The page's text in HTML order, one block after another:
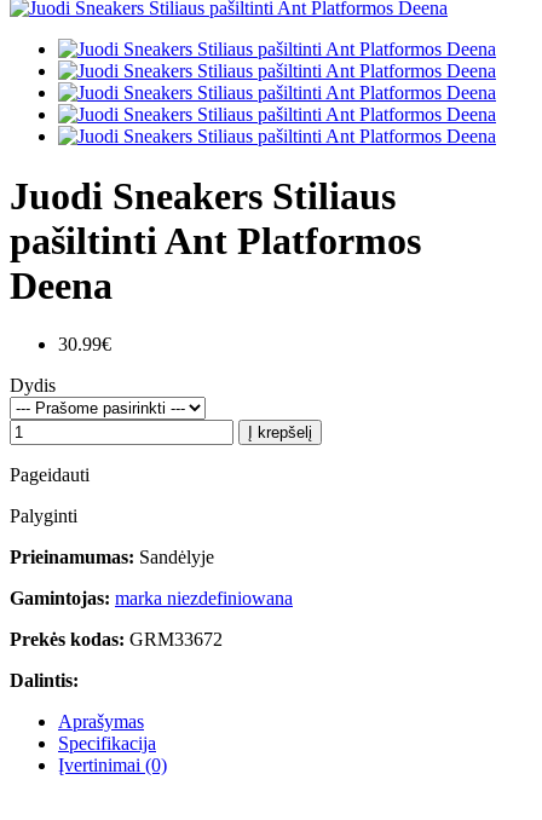
Juodi Sneakers Stiliaus
pašiltinti Ant Platformos
Deena
30.99€
Dydis
Į krepšelį
Pageidauti
Palyginti
Prieinamumas: Sandėlyje
Gamintojas: marka niezdefiniowana
Prekės kodas: GRM33672
Dalintis:
Aprašymas
Specifikacija
Įvertinimai (0)